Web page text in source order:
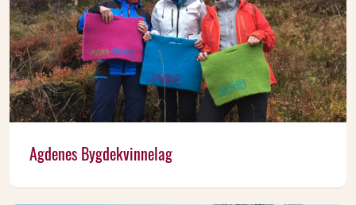
Agdenes Bygdekvinnelag